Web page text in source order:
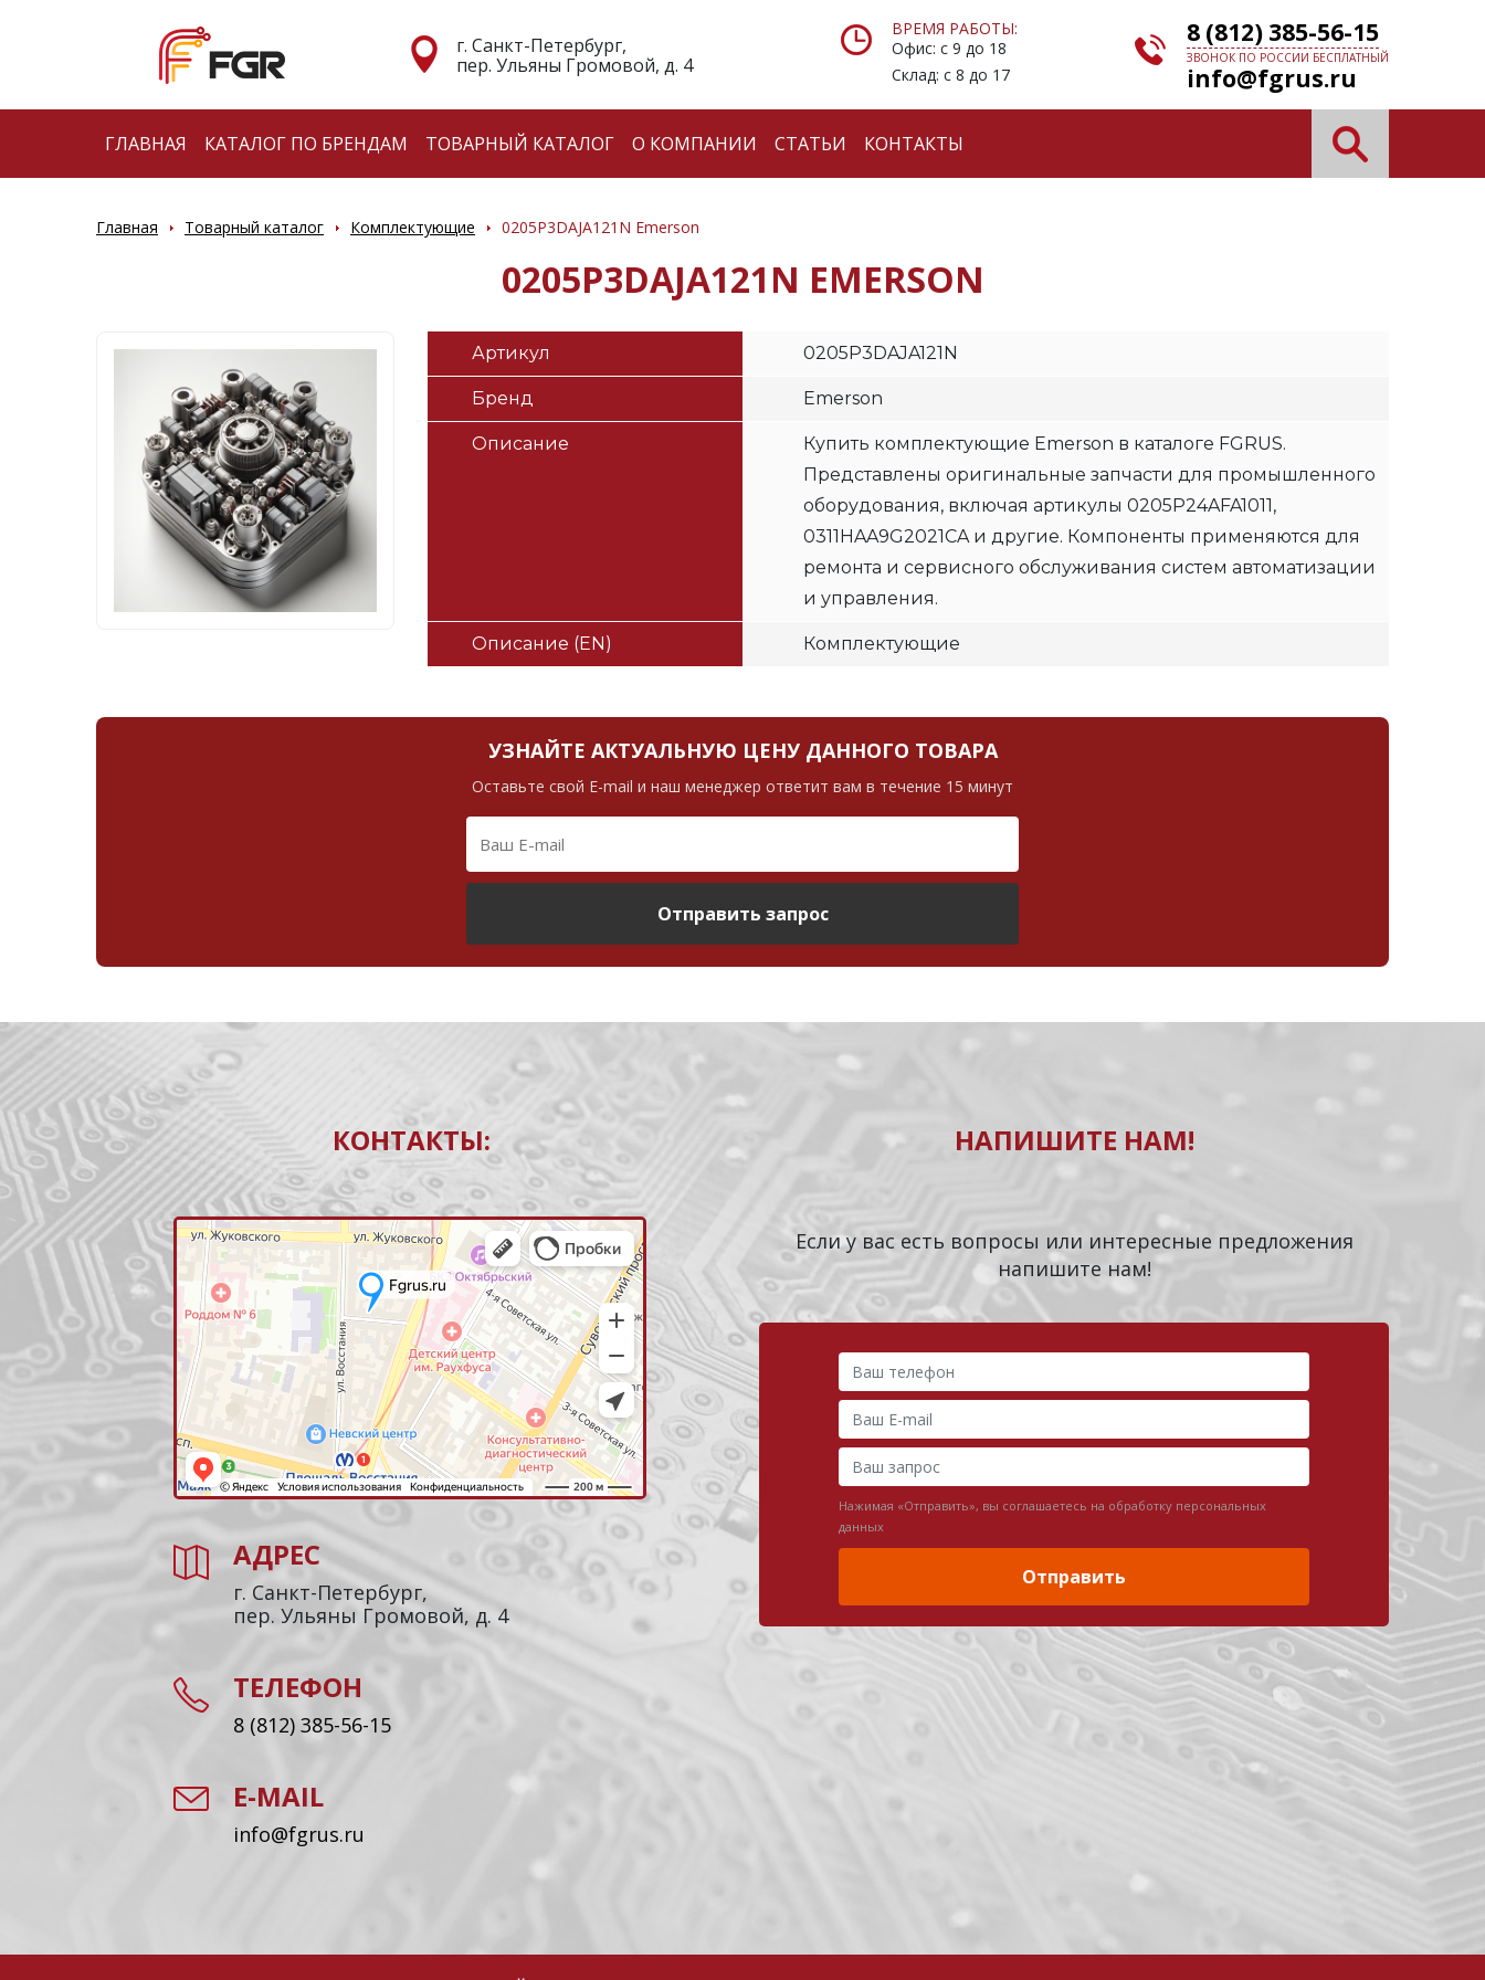
г. Санкт-Петербург,
пер. Ульяны Громовой, д. 4
ВРЕМЯ РАБОТЫ:
Офис: с 9 до 18
Склад: с 8 до 17
8 (812) 385-56-15
ЗВОНОК ПО РОССИИ БЕСПЛАТНЫЙ
info@fgrus.ru
ГЛАВНАЯ КАТАЛОГ ПО БРЕНДАМ ТОВАРНЫЙ КАТАЛОГ О КОМПАНИИ СТАТЬИ КОНТАКТЫ
Главная Товарный каталог Комплектующие 0205P3DAJA121N Emerson
0205P3DAJA121N EMERSON
Артикул 0205P3DAJA121N
Бренд Emerson
Описание
Купить комплектующие Emerson в каталоге FGRUS.
Представлены оригинальные запчасти для промышленного
оборудования, включая артикулы 0205P24AFA1011,
0311HAA9G2021CA и другие. Компоненты применяются для
ремонта и сервисного обслуживания систем автоматизации
и управления.
Описание (EN) Комплектующие
УЗНАЙТЕ АКТУАЛЬНУЮ ЦЕНУ ДАННОГО ТОВАРА
Оставьте свой E-mail и наш менеджер ответит вам в течение 15 минут
Отправить запрос
КОНТАКТЫ:
АДРЕС
г. Санкт-Петербург,
пер. Ульяны Громовой, д. 4
ТЕЛЕФОН
8 (812) 385-56-15
E-MAIL
info@fgrus.ru
НАПИШИТЕ НАМ!
Если у вас есть вопросы или интересные предложения
напишите нам!
Нажимая «Отправить», вы соглашаетесь на обработку персональных
данных
Отправить